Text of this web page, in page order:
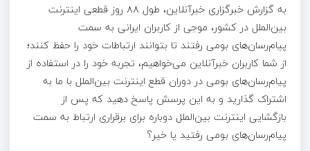
به گزارش خبرگزاری خبرآنلاین، طول ۸۸ روز قطعی اینترنت
بین‌الملل در کشور، موجی از کاربران ایرانی به سمت
پیام‌رسان‌های بومی رفتند تا بتوانند ارتباطات خود را حفظ کنند؛
از شما کاربران خبرآنلاین می‌خواهیم، تجربه خود را در استفاده از
پیام‌رسان‌های بومی در دوران قطع اینترنت بین‌الملل با ما به
اشتراک گذارید و به این پرسش پاسخ دهید که پس از
بازگشایی اینترنت بین‌الملل دوباره برای برقراری ارتباط به سمت
پیام‌رسان‌های بومی رفتید یا خیر؟